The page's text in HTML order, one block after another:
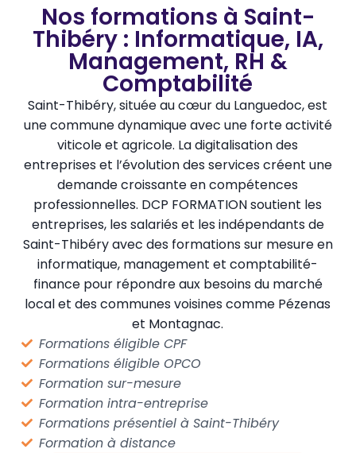
Nos formations à Saint-
Thibéry : Informatique, IA,
Management, RH &
Comptabilité
Saint-Thibéry, située au cœur du Languedoc, est
une commune dynamique avec une forte activité
viticole et agricole. La digitalisation des
entreprises et l’évolution des services créent une
demande croissante en compétences
professionnelles. DCP FORMATION soutient les
entreprises, les salariés et les indépendants de
Saint-Thibéry avec des formations sur mesure en
informatique, management et comptabilité-
finance pour répondre aux besoins du marché
local et des communes voisines comme Pézenas
et Montagnac.
Formations éligible CPF
Formations éligible OPCO
Formation sur-mesure
Formation intra-entreprise
Formations présentiel à Saint-Thibéry
Formation à distance